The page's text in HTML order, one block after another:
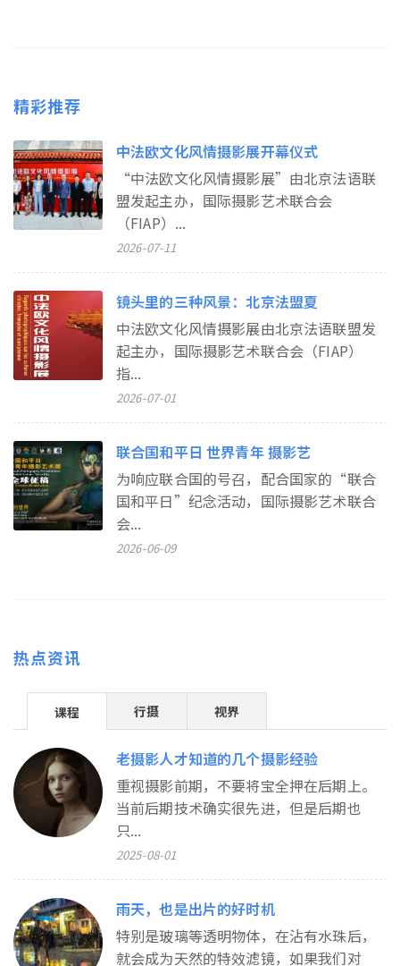
精彩推荐
中法欧文化风情摄影展开幕仪式
“中法欧文化风情摄影展”由北京法语联
盟发起主办，国际摄影艺术联合会
（FIAP）...
2026-07-11
镜头里的三种风景：北京法盟夏
中法欧文化风情摄影展由北京法语联盟发
起主办，国际摄影艺术联合会（FIAP）
指...
2026-07-01
联合国和平日 世界青年 摄影艺
为响应联合国的号召，配合国家的“联合
国和平日”纪念活动，国际摄影艺术联合
会...
2026-06-09
热点资讯
课程 行摄 视界
老摄影人才知道的几个摄影经验
重视摄影前期，不要将宝全押在后期上。
当前后期技术确实很先进，但是后期也
只...
2025-08-01
雨天，也是出片的好时机
特别是玻璃等透明物体，在沾有水珠后，
就会成为天然的特效滤镜，如果我们对